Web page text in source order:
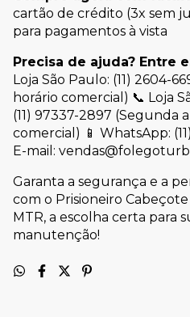
cartão de crédito (3x sem
para pagamentos à vista
Precisa de ajuda? Entre
Loja São Paulo: (11) 2604-
horário comercial) 📞 Loja
(11) 97337-2897 (Segunda
comercial) 📱 WhatsApp:
E-mail:
Garanta a segurança e a
com o Prisioneiro
MTR, a escolha certa para
manutenção!